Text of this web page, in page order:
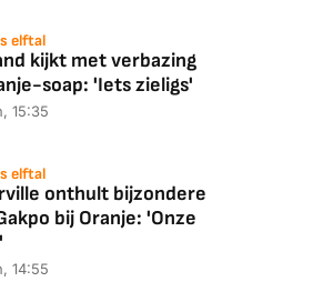
elftal
kijkt met verbazing
soap: 'Iets zieligs'
15:35
elftal
onthult bijzondere
bij Oranje: 'Onze
14:55